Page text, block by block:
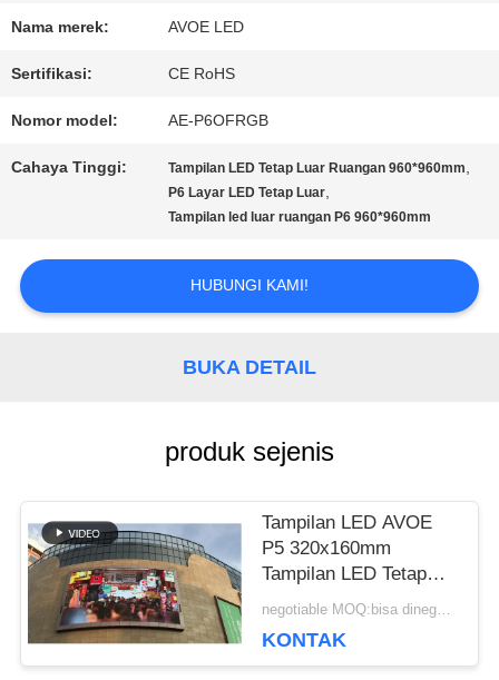
HUBUNGI
KAMI
KASUS-
MINTA
KUTIPAN
Nama merek: AVOE LED
Sertifikasi: CE RoHS
Nomor model: AE-P6OFRGB
Cahaya Tinggi: Tampilan LED Tetap Luar Ruangan 960*960mm,
P6 Layar LED Tetap Luar,
Tampilan led luar ruangan P6 960*960mm
HUBUNGI KAMI!
BUKA DETAIL
produk sejenis
Tampilan LED AVOE
P5 320x160mm
Tampilan LED Tetap
Luar Ruangan Laju
3840Hz
negotiable MOQ:bisa dinegosiasikan
KONTAK